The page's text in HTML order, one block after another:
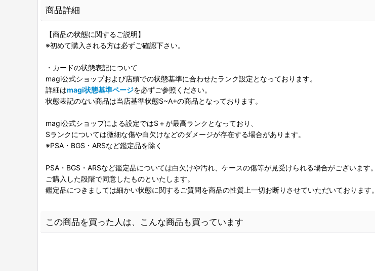
商品詳細
【商品の状態に関するご説明】
※初めて購入される方は必ずご確認下さい。
・カードの状態表記について
magi公式ショップおよび店頭での状態基準に合わせたランク設定となっております。
詳細はmagi状態基準ページを必ずご参照ください。
状態表記のない商品は当店基準状態S~A+の商品となっております。
magi公式ショップによる設定ではS＋が最高ランクとなっており、
Sランクについては微細な傷や白欠けなどのダメージが存在する場合があります。
※PSA・BGS・ARSなど鑑定品を除く
PSA・BGS・ARSなど鑑定品については白欠けや汚れ、ケースの傷等が見受けられる場合がございます。
ご購入した段階で同意したものといたします。
鑑定品につきましては細かい状態に関するご質問を商品の性質上一切お断りさせていただいております。
この商品を買った人は、こんな商品も買っています